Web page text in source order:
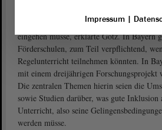
Hinblick, wie man auf die
eingehen müsse, erklärte Götz. In Bayern
Förderschulen, zum Teil verpflichtend,
Regelunterricht teilnehmen könnten. In
mit einem dreijährigen Forschungsprojekt
Die zentralen Themen hierin seien die
sowie Studien darüber, was gute Inklusion
Unterricht, also seine
werden müsse.
Impressum|